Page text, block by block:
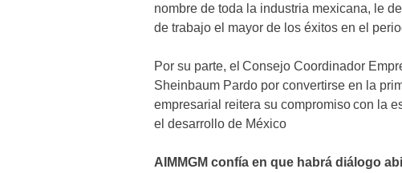
nombre de toda la industria mexicana, le
de trabajo el mayor de los éxitos en el
Por su parte, el Consejo Coordinador
Sheinbaum Pardo por convertirse en la
empresarial reitera su compromiso con la
el desarrollo de México
AIMMGM confía en que habrá diálogo